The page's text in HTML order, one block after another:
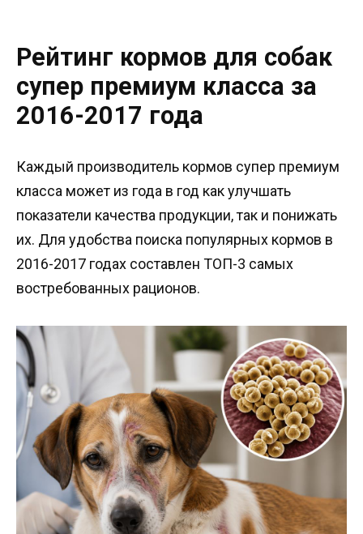
Рейтинг кормов для собак
супер премиум класса за
2016-2017 года
Каждый производитель кормов супер премиум
класса может из года в год как улучшать
показатели качества продукции, так и понижать
их. Для удобства поиска популярных кормов в
2016-2017 годах составлен ТОП-3 самых
востребованных рационов.